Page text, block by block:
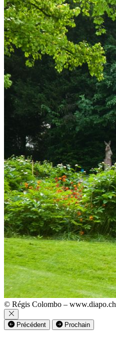
© Régis Colombo – www.diapo.ch
Précédent Prochain